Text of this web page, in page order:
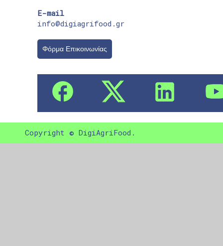
E-mail
info@digiagrifood.gr
Φόρμα Επικοινωνίας
Copyright © DigiAgriFood.